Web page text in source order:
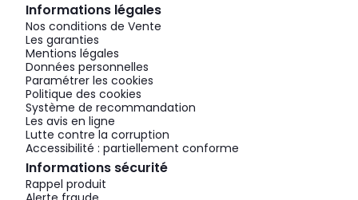
Informations légales
Nos conditions de Vente
Les garanties
Mentions légales
Données personnelles
Paramétrer les cookies
Politique des cookies
Système de recommandation
Les avis en ligne
Lutte contre la corruption
Accessibilité : partiellement conforme
Informations sécurité
Rappel produit